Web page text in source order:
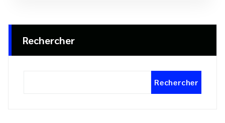
Rechercher
Rechercher